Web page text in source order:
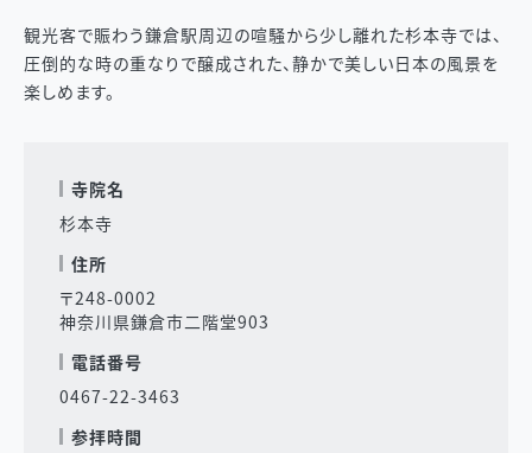
観光客で賑わう鎌倉駅周辺の喧騒から少し離れた杉本寺では、
圧倒的な時の重なりで醸成された、静かで美しい日本の風景を
楽しめます。
寺院名
杉本寺
住所
〒248-0002
神奈川県鎌倉市二階堂903
電話番号
0467-22-3463
参拝時間